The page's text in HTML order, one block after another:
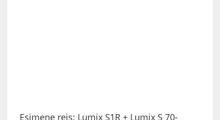
Esimene reis: Lumix S1R + Lumix S 70-